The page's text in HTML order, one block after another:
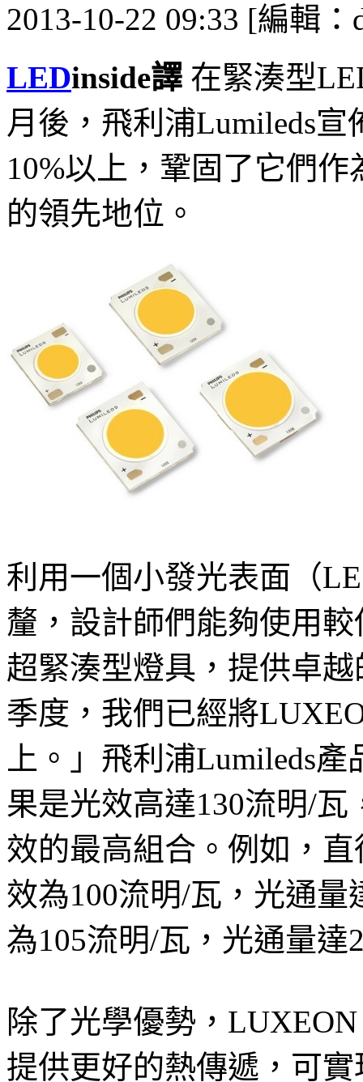
2013-10-22 09:33 [編輯：
LEDinside譯 在緊湊型
月後，飛利浦Lumileds
10%以上，鞏固了它們
的領先地位。
利用一個小發光表面（
釐，設計師們能夠使用
超緊湊型燈具，提供卓
季度，我們已經將
上。」飛利浦Lumileds
果是光效高達130流明/
效的最高組合。例如，
效為100流明/瓦，光通
為105流明/瓦，光通量達
除了光學優勢，
提供更好的熱傳遞，可